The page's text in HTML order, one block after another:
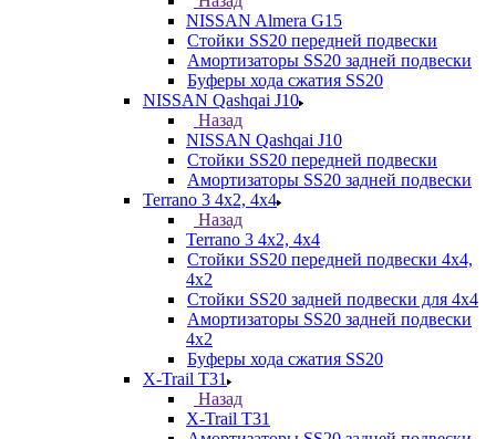
NISSAN Almera G15
Стойки SS20 передней подвески
Амортизаторы SS20 задней подвески
Буферы хода сжатия SS20
NISSAN Qashqai J10
Назад
NISSAN Qashqai J10
Стойки SS20 передней подвески
Амортизаторы SS20 задней подвески
Terrano 3 4х2, 4х4
Назад
Terrano 3 4х2, 4х4
Стойки SS20 передней подвески 4х4,
4x2
Стойки SS20 задней подвески для 4х4
Амортизаторы SS20 задней подвески
4х2
Буферы хода сжатия SS20
X-Trail T31
Назад
X-Trail T31